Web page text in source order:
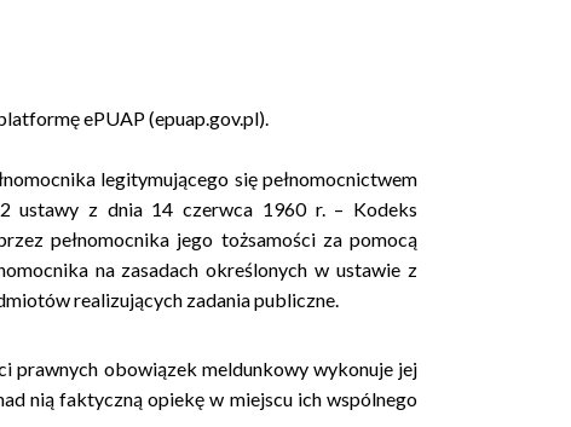
ePUAP (epuap.gov.pl).
legitymującego się pełnomocnictwem
z dnia 14 czerwca 1960 r. – Kodeks
pełnomocnika jego tożsamości za pomocą
na zasadach określonych w ustawie z
realizujących zadania publiczne.
prawnych obowiązek meldunkowy wykonuje jej
nią faktyczną opiekę w miejscu ich wspólnego